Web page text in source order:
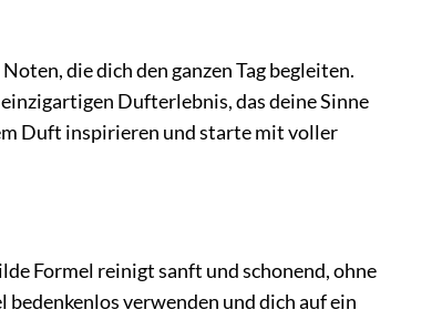
die dich den ganzen Tag begleiten.
Dufterlebnis, das deine Sinne
Duft inspirieren und starte mit voller
Formel reinigt sanft und schonend, ohne
verwenden und dich auf ein